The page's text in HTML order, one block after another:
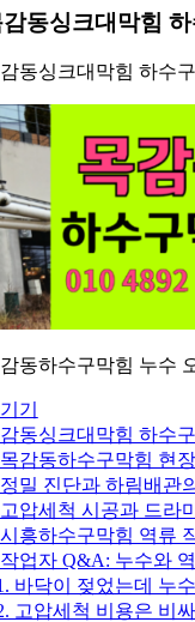
동싱크대막힘
동싱크대막힘 하수
동하수구막힘 누수
기
동싱크대막힘 하수
감동하수구막힘 현
밀 진단과 하림배관
압세척 시공과 드라
흥하수구막힘 역류
업자 Q&A: 누수와
바닥이 젖었는데 누
고압세척 비용은 비